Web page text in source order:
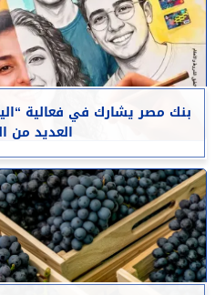
بنك مصر يشارك في فعالية
العديد من